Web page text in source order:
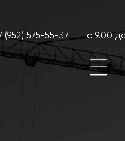
(952) 575-55-37 с 9.00